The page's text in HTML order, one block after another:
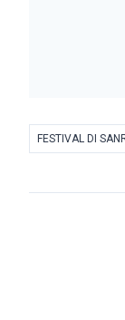
FESTIVAL DI